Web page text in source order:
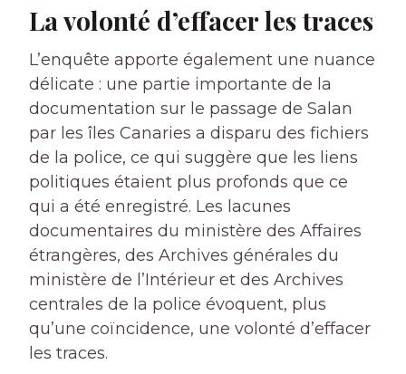
La volonté d’effacer les traces
L’enquête apporte également une nuance
délicate : une partie importante de la
documentation sur le passage de Salan
par les îles Canaries a disparu des fichiers
de la police, ce qui suggère que les liens
politiques étaient plus profonds que ce
qui a été enregistré. Les lacunes
documentaires du ministère des Affaires
étrangères, des Archives générales du
ministère de l’Intérieur et des Archives
centrales de la police évoquent, plus
qu’une coïncidence, une volonté d’effacer
les traces.